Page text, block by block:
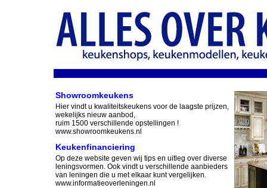
Showroomkeukens
Hier vindt u kwaliteitskeukens voor de laagste prijzen,
wekelijks nieuw aanbod,
ruim 1500 verschillende opstellingen !
www.showroomkeukens.nl
Keukenfinanciering
Op deze website geven wij tips en uitleg over diverse
leningsvormen. Ook vindt u verschillende aanbieders
van leningen die u met elkaar kunt vergelijken.
www.informatieoverleningen.nl